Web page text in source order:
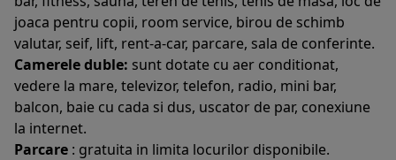
joaca pentru copii, room service, birou de schimb
valutar, seif, lift, rent-a-car, parcare, sala de conferinte.
Camerele duble: sunt dotate cu aer conditionat,
vedere la mare, televizor, telefon, radio, mini bar,
balcon, baie cu cada si dus, uscator de par, conexiune
la internet.
Parcare : gratuita in limita locurilor disponibile.